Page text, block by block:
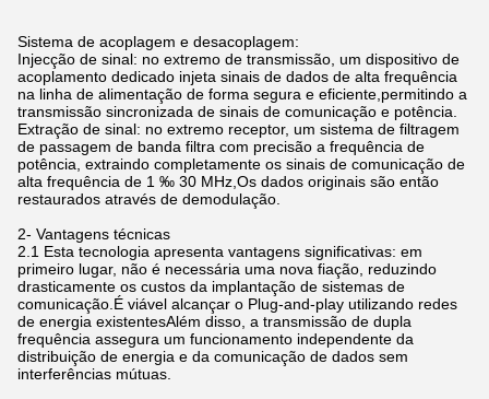
Sistema de acoplagem e desacoplagem:
Injecção de sinal: no extremo de transmissão, um dispositivo de
acoplamento dedicado injeta sinais de dados de alta frequência
na linha de alimentação de forma segura e eficiente,permitindo a
transmissão sincronizada de sinais de comunicação e potência.
Extração de sinal: no extremo receptor, um sistema de filtragem
de passagem de banda filtra com precisão a frequência de
potência, extraindo completamente os sinais de comunicação de
alta frequência de 1 ‰ 30 MHz,Os dados originais são então
restaurados através de demodulação.
2- Vantagens técnicas
2.1 Esta tecnologia apresenta vantagens significativas: em
primeiro lugar, não é necessária uma nova fiação, reduzindo
drasticamente os custos da implantação de sistemas de
comunicação.É viável alcançar o Plug-and-play utilizando redes
de energia existentesAlém disso, a transmissão de dupla
frequência assegura um funcionamento independente da
distribuição de energia e da comunicação de dados sem
interferências mútuas.